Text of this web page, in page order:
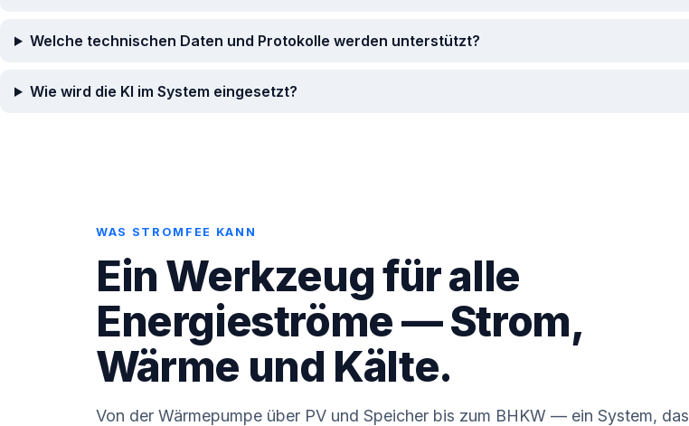
Welche technischen Daten und Protokolle werden unterstützt?
Wie wird die KI im System eingesetzt?
WAS STROMFEE KANN
Ein Werkzeug für alle
Energie­ströme — Strom,
Wärme und Kälte.
Von der Wärmepumpe über PV und Speicher bis zum BHKW — ein System, das